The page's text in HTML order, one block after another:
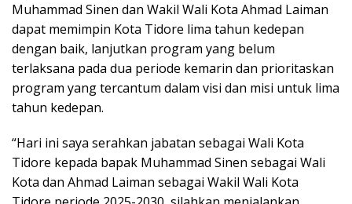
Muhammad Sinen dan Wakil Wali Kota Ahmad Laiman
dapat memimpin Kota Tidore lima tahun kedepan
dengan baik, lanjutkan program yang belum
terlaksana pada dua periode kemarin dan prioritaskan
program yang tercantum dalam visi dan misi untuk lima
tahun kedepan.
“Hari ini saya serahkan jabatan sebagai Wali Kota
Tidore kepada bapak Muhammad Sinen sebagai Wali
Kota dan Ahmad Laiman sebagai Wakil Wali Kota